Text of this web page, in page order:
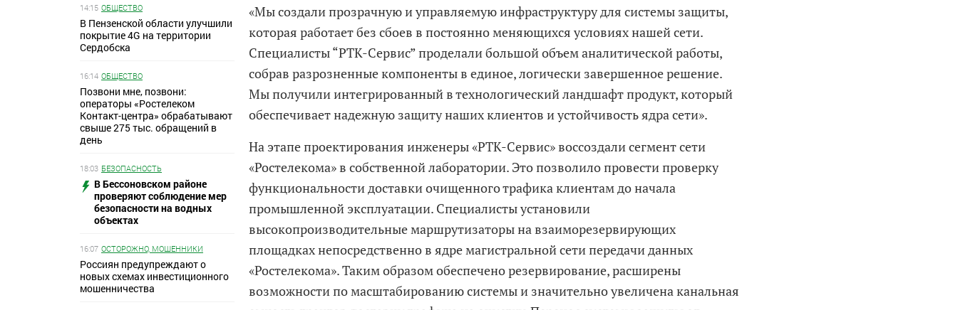
14:15 ОБЩЕСТВО
В Пензенской области улучшили
покрытие 4G на территории
Сердобска
16:14 ОБЩЕСТВО
Позвони мне, позвони:
операторы «Ростелеком
Контакт-центра» обрабатывают
свыше 275 тыс. обращений в
день
18:03 БЕЗОПАСНОСТЬ
В Бессоновском районе
проверяют соблюдение мер
безопасности на водных
объектах
16:07 ОСТОРОЖНО, МОШЕННИКИ
Россиян предупреждают о
новых схемах инвестиционного
мошенничества
«Мы создали прозрачную и управляемую инфраструктуру для системы защиты,
которая работает без сбоев в постоянно меняющихся условиях нашей сети.
Специалисты “РТК-Сервис” проделали большой объем аналитической работы,
собрав разрозненные компоненты в единое, логически завершенное решение.
Мы получили интегрированный в технологический ландшафт продукт, который
обеспечивает надежную защиту наших клиентов и устойчивость ядра сети».
На этапе проектирования инженеры «РТК-Сервис» воссоздали сегмент сети
«Ростелекома» в собственной лаборатории. Это позволило провести проверку
функциональности доставки очищенного трафика клиентам до начала
промышленной эксплуатации. Специалисты установили
высокопроизводительные маршрутизаторы на взаиморезервирующих
площадках непосредственно в ядре магистральной сети передачи данных
«Ростелекома». Таким образом обеспечено резервирование, расширены
возможности по масштабированию системы и значительно увеличена канальная